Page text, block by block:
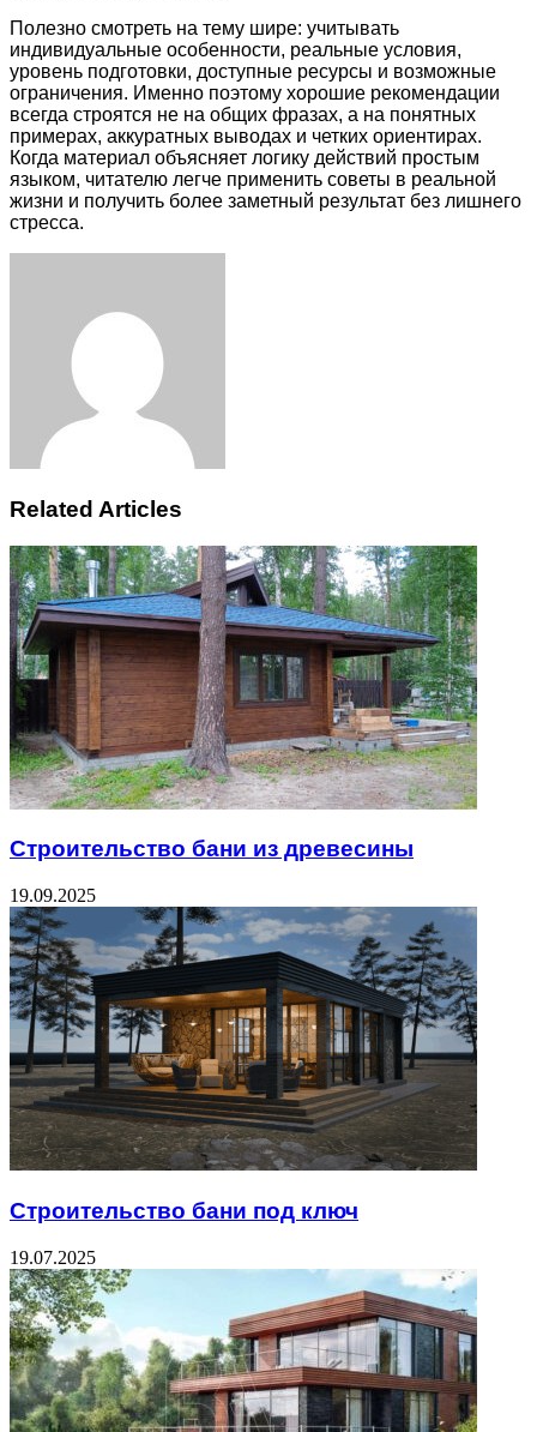
Полезно смотреть на тему шире: учитывать
индивидуальные особенности, реальные условия,
уровень подготовки, доступные ресурсы и возможные
ограничения. Именно поэтому хорошие рекомендации
всегда строятся не на общих фразах, а на понятных
примерах, аккуратных выводах и четких ориентирах.
Когда материал объясняет логику действий простым
языком, читателю легче применить советы в реальной
жизни и получить более заметный результат без лишнего
стресса.
Related Articles
Строительство бани из древесины
19.09.2025
Строительство бани под ключ
19.07.2025